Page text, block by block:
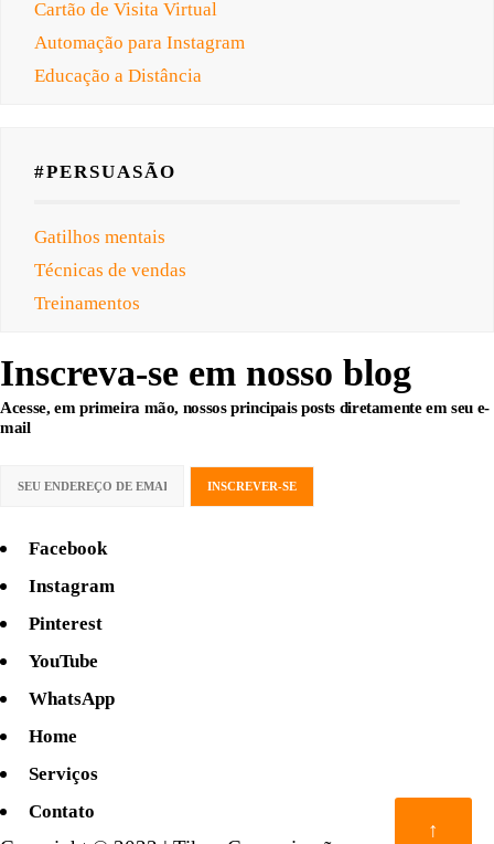
Cartão de Visita Virtual
Automação para Instagram
Educação a Distância
#PERSUASÃO
Gatilhos mentais
Técnicas de vendas
Treinamentos
Inscreva-se em nosso blog
Acesse, em primeira mão, nossos principais posts diretamente em seu e-
mail
Facebook
Instagram
Pinterest
YouTube
WhatsApp
Home
Serviços
Contato
↑